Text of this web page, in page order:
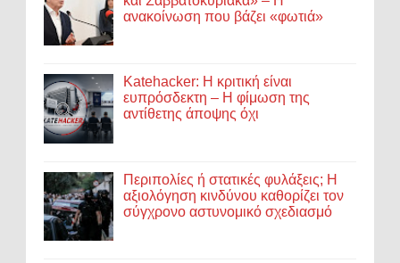
ανακοίνωση που βάζει «φωτιά»
Katehacker: Η κριτική είναι
ευπρόσδεκτη – Η φίμωση της
αντίθετης άποψης όχι
Περιπολίες ή στατικές φυλάξεις; Η
αξιολόγηση κινδύνου καθορίζει τον
σύγχρονο αστυνομικό σχεδιασμό